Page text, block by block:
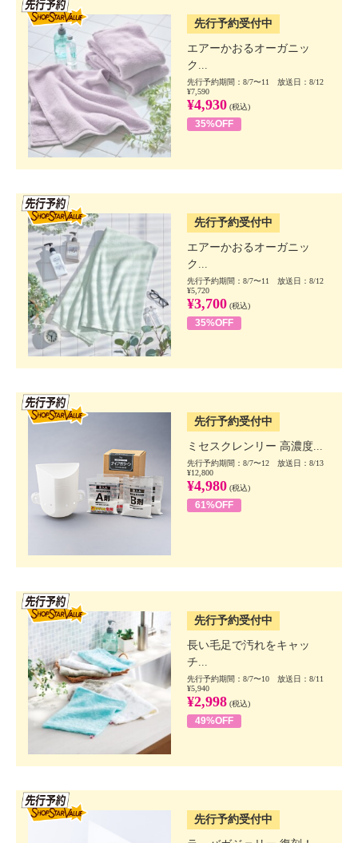
先行予約受付中
エアーかおるオーガニッ
ク...
先行予約期間：8/7〜11 放送日：8/12
¥7,590
¥4,930 (税込)
35%OFF
先行予約受付中
エアーかおるオーガニッ
ク...
先行予約期間：8/7〜11 放送日：8/12
¥5,720
¥3,700 (税込)
35%OFF
先行予約受付中
ミセスクレンリー 高濃度...
先行予約期間：8/7〜12 放送日：8/13
¥12,800
¥4,980 (税込)
61%OFF
先行予約受付中
長い毛足で汚れをキャッ
チ...
先行予約期間：8/7〜10 放送日：8/11
¥5,940
¥2,998 (税込)
49%OFF
先行予約受付中